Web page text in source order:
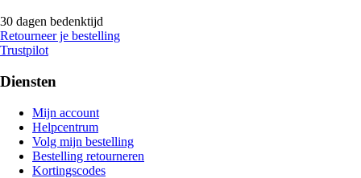
30 dagen bedenktijd
Retourneer je bestelling
Trustpilot
Diensten
Mijn account
Helpcentrum
Volg mijn bestelling
Bestelling retourneren
Kortingscodes